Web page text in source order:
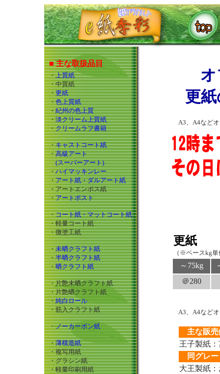
■ 主な取扱品目
・上質紙
・中質紙
・更紙
・色上質紙
・紀州の色上質
・淡クリーム上質紙
・クリームラフ書籍
・キャストコート紙
・高級アート
(スーパーアート)
・ハイマッキンレー
・アート紙・ダルアート紙
・アートエンボス紙
・アートポスト
・コート紙・マットコート紙
・軽量コート紙
・微塗工紙
・未晒クラフト紙
・半晒クラフト紙
・晒クラフト紙
・片艶未晒クラフト紙
・片艶晒クラフト紙
・純白ロール
・筋入クラフト紙
・ノーカーボン紙
・薄模造紙
・複写用紙
・グラシン紙
・軽量印刷用紙
更
A3、A4など
更紙
（※ベースkg
～75kg
＠280
A3、A4など
主な販売
王子製紙
同グレー
大王製紙